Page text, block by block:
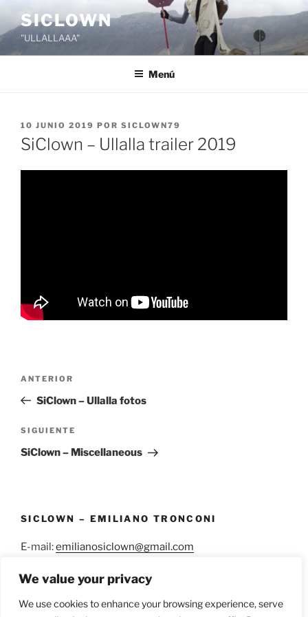
We value your privacy
We use cookies to enhance your browsing experience, serve
contenido
SICLOWN
"ULLALLAAA"
Menú
PUBLICADO
EL
10 JUNIO 2019 POR SICLOWN79
SiClown – Ullalla trailer 2019
entradas
Entrada
anterior:
ANTERIOR
SiClown – Ullalla fotos
Siguiente
entrada
SIGUIENTE
SiClown – Miscellaneous
SICLOWN – EMILIANO TRONCONI
E-mail:emilianosiclown@gmail.com